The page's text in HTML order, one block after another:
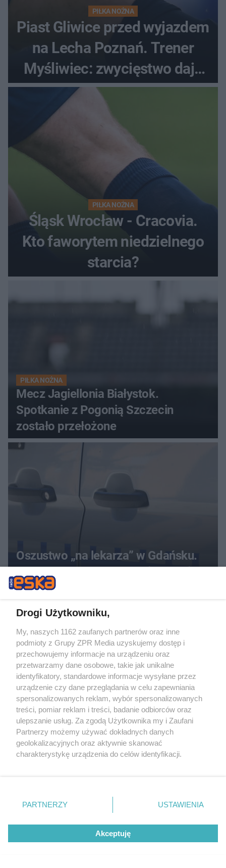
PIŁKA NOŻNA
Piast Gliwice przed wyjazdem
na Lecha Poznań. Trener
Myśliwiec: zwycięstwo daje
satysfakcję
PIŁKA NOŻNA
Śląsk Wrocław - Cracovia.
Kto faworytem niedzielnego
starcia?
PIŁKA NOŻNA
Mecz Jagiellonia Białystok.
Spotkanie z Pogonią Szczecin
zostało przełożone
Oszustwo „na lekarza” w Gdańsku.
19-latek zatrzymany w mieszkaniu
seniora
Rozbita grupa narkotykowa w
Warszawie i regionach. Sześć osób
usłyszało zarzuty
Drogi Użytkowniku,
My, naszych 1162 zaufanych partnerów oraz inne
podmioty z Grupy ZPR Media uzyskujemy dostęp i
przechowujemy informacje na urządzeniu oraz
przetwarzamy dane osobowe, takie jak unikalne
identyfikatory, standardowe informacje wysyłane przez
urządzenie czy dane przeglądania w celu zapewniania
spersonalizowanych reklam, wybór spersonalizowanych
treści, pomiar reklam i treści, badanie odbiorców oraz
ulepszanie usług. Za zgodą Użytkownika my i Zaufani
Partnerzy możemy używać dokładnych danych
geolokalizacyjnych oraz aktywnie skanować
charakterystykę urządzenia do celów identyfikacji.
zmienić/wycofać klikając przycisk ustawień prywatności
znajdujący się w lewym dolnym rogu strony
rodzaje przetwarzania danych nie wymagają zgody
użytkownika, ale masz prawo sprzeciwić się takiemu
przetwarzaniu. Preferencje będą miały zastosowanie tylko
PARTNERZY USTAWIENIA
Akceptuję